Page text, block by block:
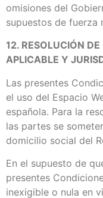
omisiones del
supuestos de
12. RESOLUCIÓN
APLICABLE Y
Las presentes
el uso del Espacio
española. Para la
las partes se
domicilio social del
En el supuesto de
presentes
inexigible o nula en